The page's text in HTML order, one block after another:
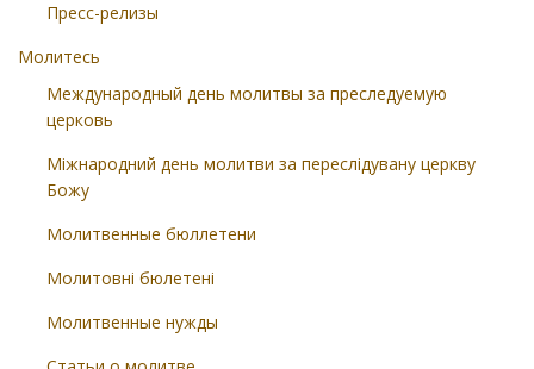
Пресс-релизы
Молитесь
Международный день молитвы за преследуемую
церковь
Міжнародний день молитви за переслідувану церкву
Божу
Молитвенные бюллетени
Молитовні бюлетені
Молитвенные нужды